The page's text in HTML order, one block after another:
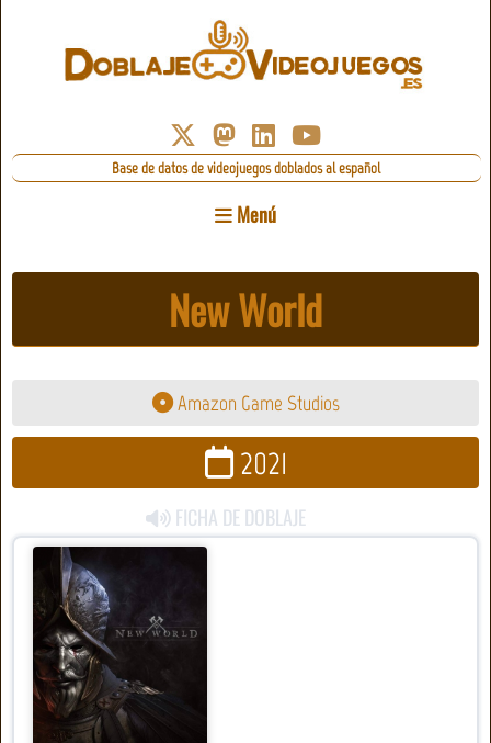
Base de datos de videojuegos doblados al español
Menú
New World
Amazon Game Studios
2021
FICHA DE DOBLAJE